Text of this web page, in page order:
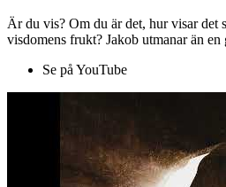
Är du vis? Om du är det, hur visar det
visdomens frukt? Jakob utmanar än en
Se på YouTube